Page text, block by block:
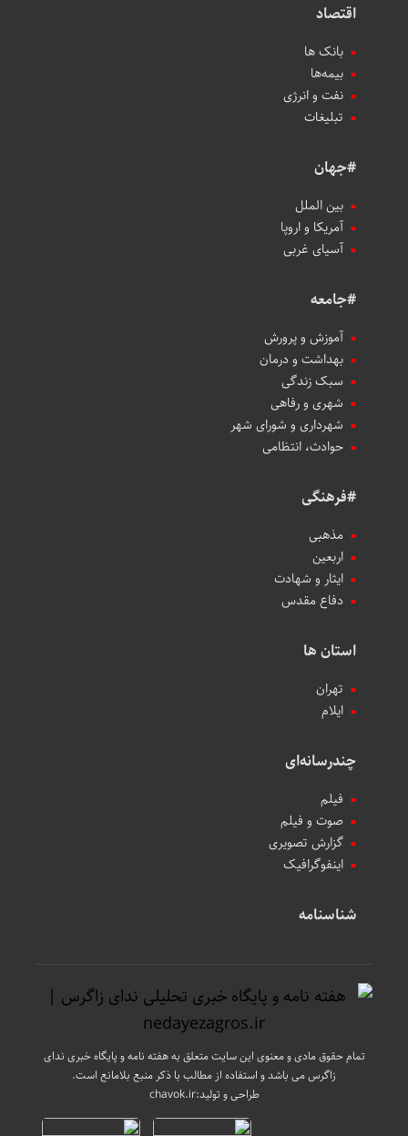
اقتصاد
بانک ها
بیمه‌ها
نفت و انرژی
تبلیغات
#جهان
بین الملل
آمریکا و اروپا
آسیای غربی
#جامعه
آموزش و پرورش
بهداشت و درمان
سبک زندگی
شهری و رفاهی
شهرداری و شورای شهر
حوادث، انتظامی
#فرهنگی
مذهبی
اربعین
ایثار و شهادت
دفاع مقدس
استان ها
تهران
ایلام
چندرسانه‌ای
فیلم
صوت و فیلم
گزارش تصویری
اینفوگرافیک
شناسنامه
تمام حقوق مادی و معنوی این سایت متعلق به هفته نامه و پایگاه خبری ندای
زاگرس می باشد و استفاده از مطالب با ذکر منبع بلامانع است.
طراحی و تولید:chavok.ir